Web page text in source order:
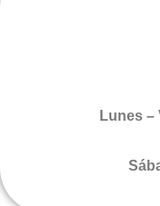
Lunes –